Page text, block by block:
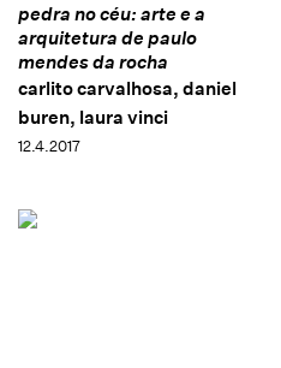
pedra no céu: arte e a
arquitetura de paulo
mendes da rocha
carlito carvalhosa, daniel
buren, laura vinci
12.4.2017